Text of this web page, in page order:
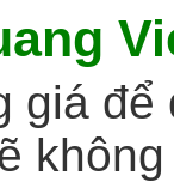
giá để